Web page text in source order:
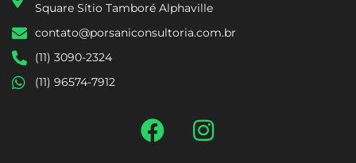
Square Sítio Tamboré Alphaville
contato@porsaniconsultoria.com.br
(11) 3090-2324
(11) 96574-7912